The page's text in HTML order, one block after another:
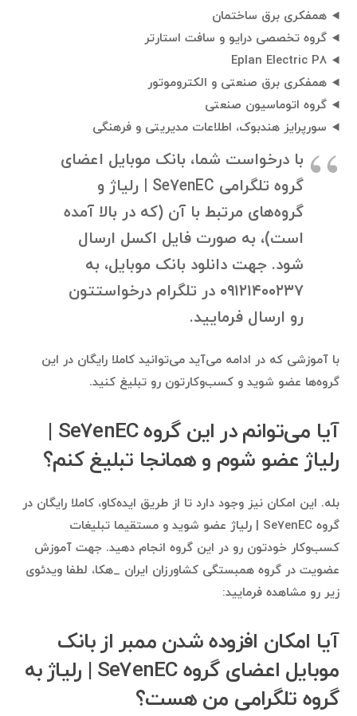
همفکری برق ساختمان
گروه تخصصی درایو و سافت استارتر
Eplan Electric P8
همفکری برق صنعتی و الکتروموتور
گروه اتوماسیون صنعتی
سورپرایز هندبوک، اطلاعات مدیریتی و فرهنگی
با درخواست شما، بانک موبایل اعضای
گروه تلگرامی Se7enEC | رلیاژ و
گروه‌های مرتبط با آن (که در بالا آمده
است)، به صورت فایل اکسل ارسال
شود. جهت دانلود بانک موبایل، به
۰۹۱۲۱۴۰۰۲۳۷ در تلگرام درخواستتون
رو ارسال فرمایید.
با آموزشی که در ادامه می‌آید می‌توانید کاملا رایگان در این
گروه‌ها عضو شوید و کسب‌وکارتون رو تبلیغ کنید.
آیا می‌توانم در این گروه Se7enEC |
رلیاژ عضو شوم و همانجا تبلیغ کنم؟
بله. این امکان نیز وجود دارد تا از طریق ایده‌کاو، کاملا رایگان در
گروه Se7enEC | رلیاژ عضو شوید و مستقیما تبلیغات
کسب‌وکار خودتون رو در این گروه انجام دهید. جهت آموزش
عضویت در گروه همبستگی کشاورزان ایران _هکا، لطفا ویدئوی
زیر رو مشاهده فرمایید:
آیا امکان افزوده شدن ممبر از بانک
موبایل اعضای گروه Se7enEC | رلیاژ به
گروه تلگرامی من هست؟